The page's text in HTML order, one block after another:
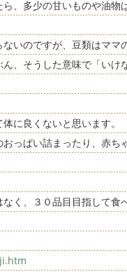
、多少の甘いものや油物
いのですが、豆類はママ
、そうした意味で「いけ
に良くないと思います。
っぱい詰まったり、赤ち
く、３０品目目指して食